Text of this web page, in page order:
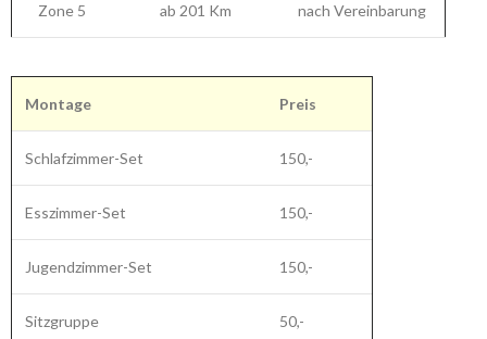
Zone 5 ab 201 Km nach Vereinbarung
Montage Preis
Schlafzimmer-Set 150,-
Esszimmer-Set 150,-
Jugendzimmer-Set 150,-
Sitzgruppe 50,-